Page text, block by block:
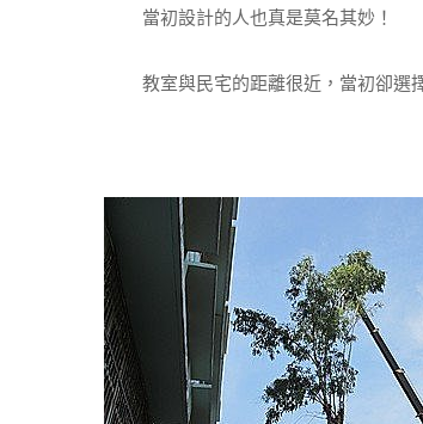
當初設計的人也真是莫名其妙！
教室與民宅的距離很近，當初卻選擇